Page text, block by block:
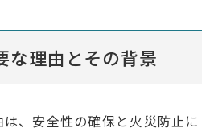
な理由とその背景
、安全性の確保と火災防止に